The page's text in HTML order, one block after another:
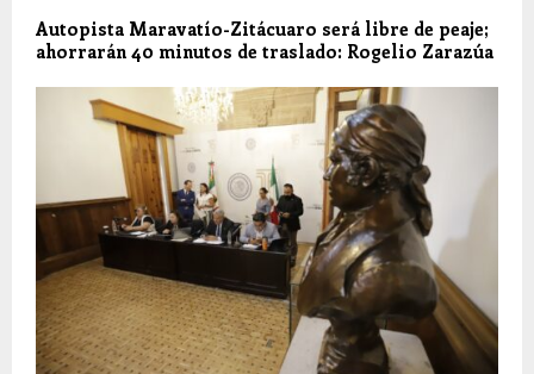
Autopista Maravatío-Zitácuaro será libre de peaje;
ahorrarán 40 minutos de traslado: Rogelio Zarazúa